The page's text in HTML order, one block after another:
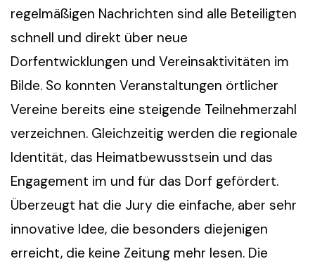
regelmäßigen Nachrichten sind alle Beteiligten
schnell und direkt über neue
Dorfentwicklungen und Vereinsaktivitäten im
Bilde. So konnten Veranstaltungen örtlicher
Vereine bereits eine steigende Teilnehmerzahl
verzeichnen. Gleichzeitig werden die regionale
Identität, das Heimatbewusstsein und das
Engagement im und für das Dorf gefördert.
Überzeugt hat die Jury die einfache, aber sehr
innovative Idee, die besonders diejenigen
erreicht, die keine Zeitung mehr lesen. Die